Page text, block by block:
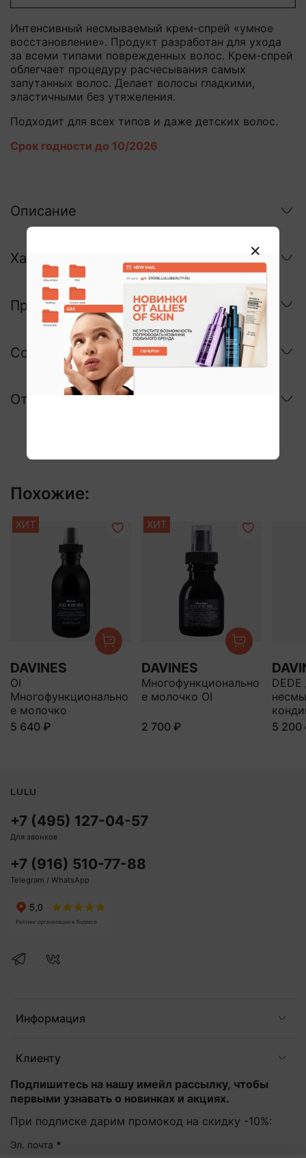
Интенсивный несмываемый крем-спрей «умное
восстановление». Продукт разработан для ухода
за всеми типами поврежденных волос. Крем-спрей
облегчает процедуру расчесывания самых
запутанных волос. Делает волосы гладкими,
эластичными без утяжеления.
Подходит для всех типов и даже детских волос.
Срок годности до 10/2026
Описание
Характеристики
Применение
Состав
Отзывы
Похожие:
ХИТ
DAVINES
OI
Многофункционально
е молочко
5 640 ₽
ХИТ
DAVINES
Многофункционально
е молочко OI
2 700 ₽
5 200
Информация
Клиенту
Подпишитесь на нашу имейл рассылку, чтобы
первыми узнавать о новинках и акциях.
При подписке дарим промокод на скидку -10%:
Эл. почта *
+7 (495) 127-04-57
Для звонков
+7 (916) 510-77-88
Telegram / WhatsApp
LULU